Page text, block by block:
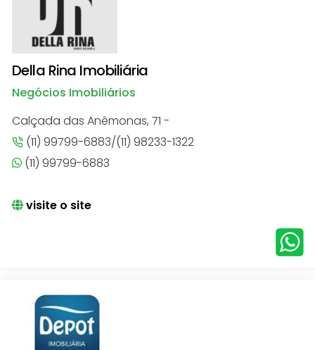
Della Rina Imobiliária
Negócios Imobiliários
Calçada das Anêmonas, 71 -
(11) 99799-6883/(11) 98233-1322
(11) 99799-6883
visite o site